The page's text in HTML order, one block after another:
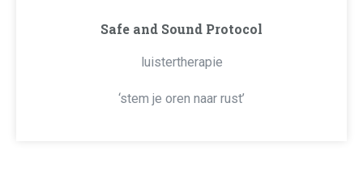
Safe and Sound Protocol
luistertherapie
‘stem je oren naar rust’